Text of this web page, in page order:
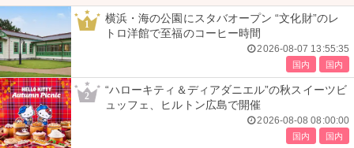
1
横浜・海の公園にスタバオープン “文化財”のレ
トロ洋館で至福のコーヒー時間
2026-08-07 13:55:35
国内 国内
2
“ハローキティ＆ディアダニエル”の秋スイーツビ
ュッフェ、ヒルトン広島で開催
2026-08-08 08:00:00
国内 国内